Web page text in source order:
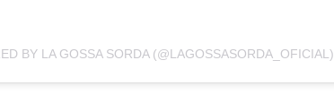
BY LA GOSSA SORDA (@LAGOSSASORDA_OFICIAL)